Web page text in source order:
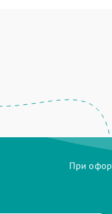
При